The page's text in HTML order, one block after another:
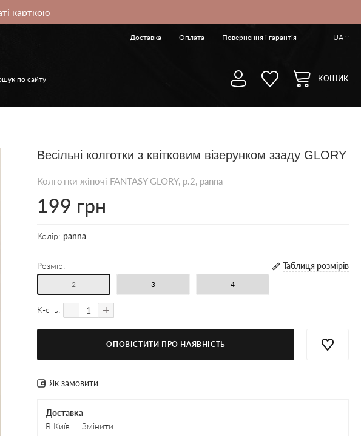
карткою
Доставка Оплата Повернення і гарантія UA
КОШИК
Весільні колготки з квітковим візерунком ззаду GLORY
Колготки жіночі FANTASY GLORY, р.2, panna
199 грн
Колір: panna
Розмір: Таблиця розмірів
2 3 4
К-сть: - +
ОПОВІСТИТИ ПРО НАЯВНІСТЬ
Як замовити
Доставка
В Київ
Змінити